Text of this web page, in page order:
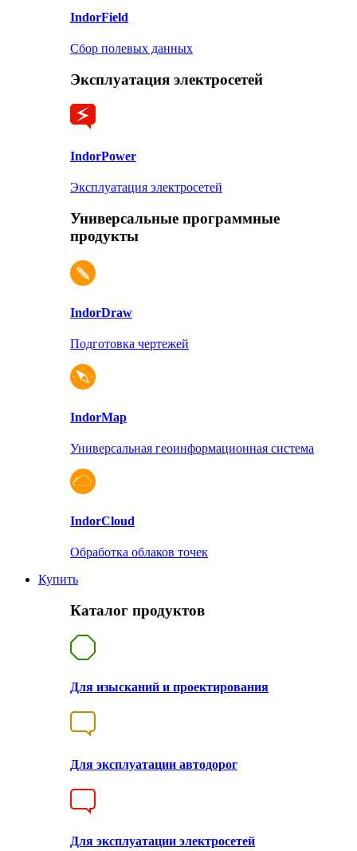
IndorField
Сбор полевых данных
Эксплуатация электросетей
IndorPower
Эксплуатация электросетей
Универсальные программные
продукты
IndorDraw
Подготовка чертежей
IndorMap
Универсальная геоинформационная система
IndorCloud
Обработка облаков точек
Купить
Каталог продуктов
Для изысканий и проектирования
Для эксплуатации автодорог
Для эксплуатации электросетей